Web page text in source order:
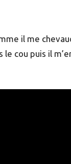
il me
cou puis il